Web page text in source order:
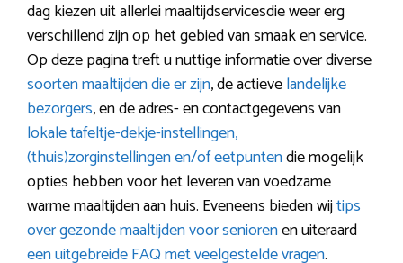
dag kiezen uit allerlei maaltijdservicesdie weer erg
verschillend zijn op het gebied van smaak en service.
Op deze pagina treft u nuttige informatie over diverse
soorten maaltijden die er zijn, de actievelandelijke
bezorgers, en de adres- en contactgegevens van
lokale tafeltje-dekje-instellingen,
(thuis)zorginstellingen en/of eetpuntendie mogelijk
opties hebben voor het leveren van voedzame
warme maaltijden aan huis. Eveneens bieden wijtips
over gezonde maaltijden voor seniorenen uiteraard
een uitgebreide FAQ met veelgestelde vragen.